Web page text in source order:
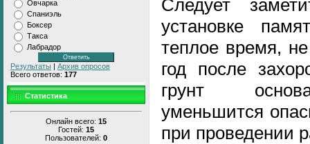
Овчарка
Спаниэль
Боксер
Такса
Лабрадор
Результаты | Архив опросов
Всего ответов: 177
Статистика
Онлайн всего: 15
Гостей: 15
Пользователей: 0
Следует
установке
теплое время,
год после
грунт
уменьшится
при проведении